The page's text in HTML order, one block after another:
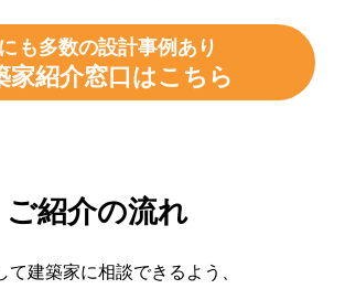
も多数の設計事例あり
家紹介窓口はこちら
ご紹介の流れ
て建築家に相談できるよう、